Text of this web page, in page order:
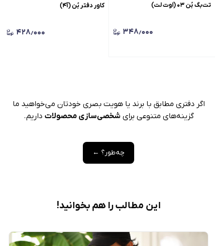
تت‌بگ بُن ۰۳ (اوت لت)
۳۴۸٫۰۰۰
کاور دفتر بُن (آ۴)
۴۲۸٫۰۰۰
اگر دفتری مطابق با برند یا هویت بصری خودتان می‌خواهید ما
گزینه‌های متنوعی برای شخصی‌سازی محصولات داریم.
چه‌طور؟ ←
این مطالب را هم بخوانید!